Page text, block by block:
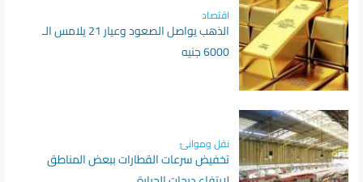
اقتصاد
الذهب يواصل الصعود وعيار 21 يلامس الـ
6000 جنيه
نقل وموانئ
تخفيض سرعات القطارات ببعض المناطق